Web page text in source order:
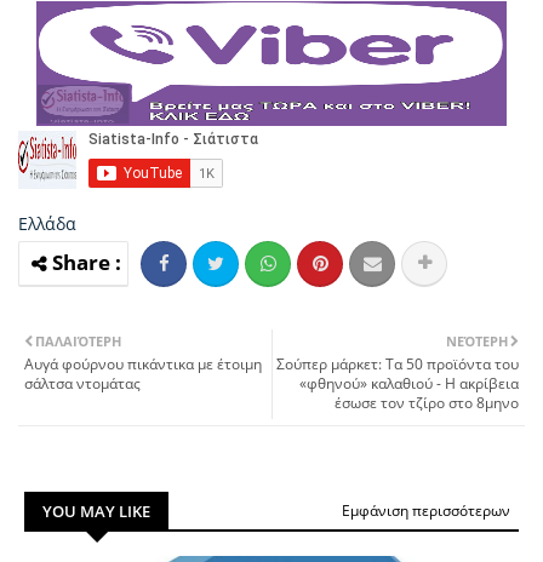
Ελλάδα
ΝΕΌΤΕΡΗ
Σούπερ μάρκετ: Τα 50 προϊόντα του
«φθηνού» καλαθιού - Η ακρίβεια
έσωσε τον τζίρο στο 8μηνο
ΠΑΛΑΙΌΤΕΡΗ
Αυγά φούρνου πικάντικα με έτοιμη
σάλτσα ντομάτας
YOU MAY LIKE Εμφάνιση περισσότερων